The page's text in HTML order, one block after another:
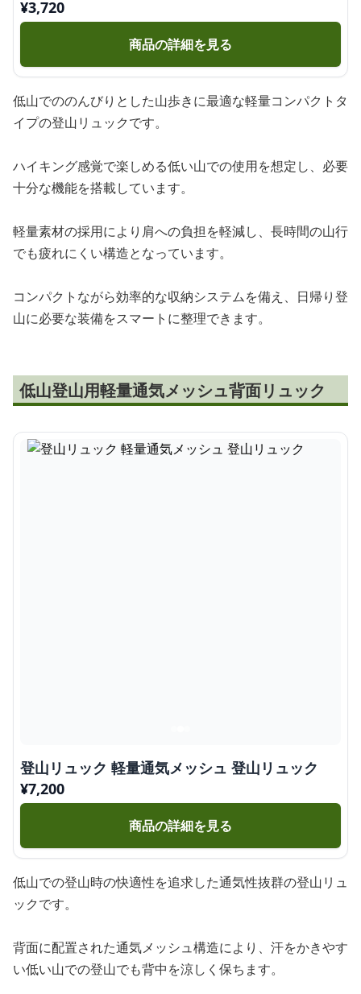
¥3,720
商品の詳細を見る
低山でののんびりとした山歩きに最適な軽量コンパクトタ
イプの登山リュックです。
ハイキング感覚で楽しめる低い山での使用を想定し、必要
十分な機能を搭載しています。
軽量素材の採用により肩への負担を軽減し、長時間の山行
でも疲れにくい構造となっています。
コンパクトながら効率的な収納システムを備え、日帰り登
山に必要な装備をスマートに整理できます。
低山登山用軽量通気メッシュ背面リュック
登山リュック 軽量通気メッシュ 登山リュック
¥7,200
商品の詳細を見る
低山での登山時の快適性を追求した通気性抜群の登山リュ
ックです。
背面に配置された通気メッシュ構造により、汗をかきやす
い低い山での登山でも背中を涼しく保ちます。